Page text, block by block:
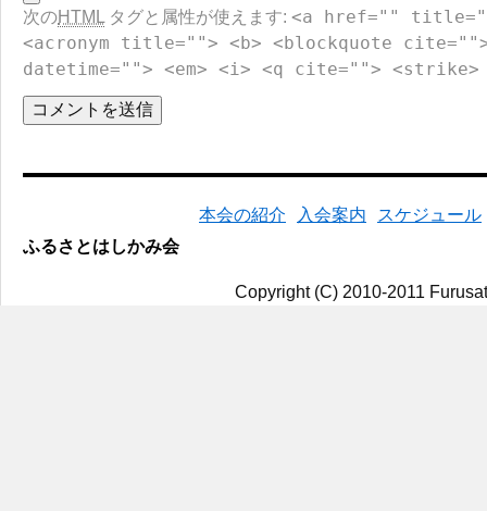
次のHTML タグと属性が使えます: <a href=""
<acronym title=""> <b> <blockquote
datetime=""> <em> <i> <q cite=""> <strike>
本会の紹介 入会案内
スケジュール
ふるさとはしかみ会
Copyright (C) 2010-2011